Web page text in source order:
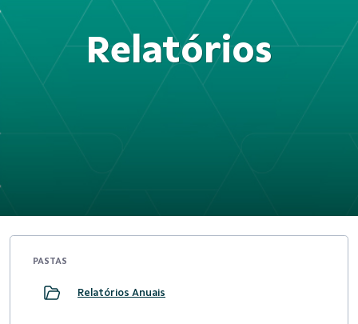
Relatórios
PASTAS
Relatórios Anuais